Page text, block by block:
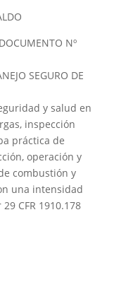
Nº
SEGURO DE
y salud en
inspección
práctica de
operación y
combustión y
una intensidad
CFR 1910.178